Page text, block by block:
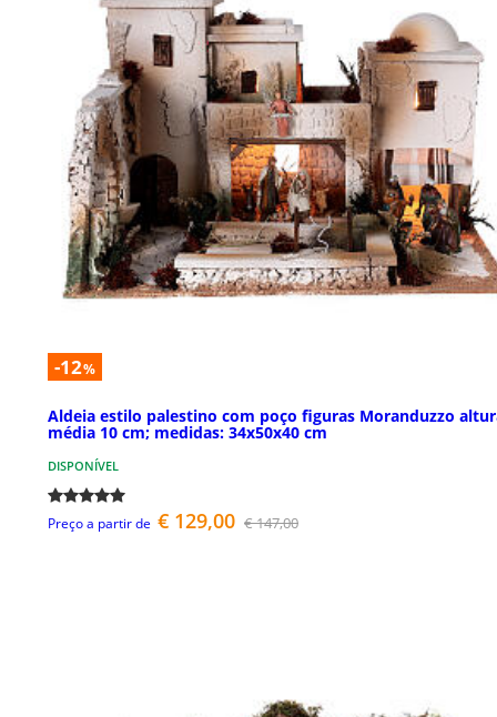
-12%
Aldeia estilo palestino com poço figuras Moranduzzo
média 10 cm; medidas: 34x50x40 cm
DISPONÍVEL
Preço a partir de € 129,00 € 147,00